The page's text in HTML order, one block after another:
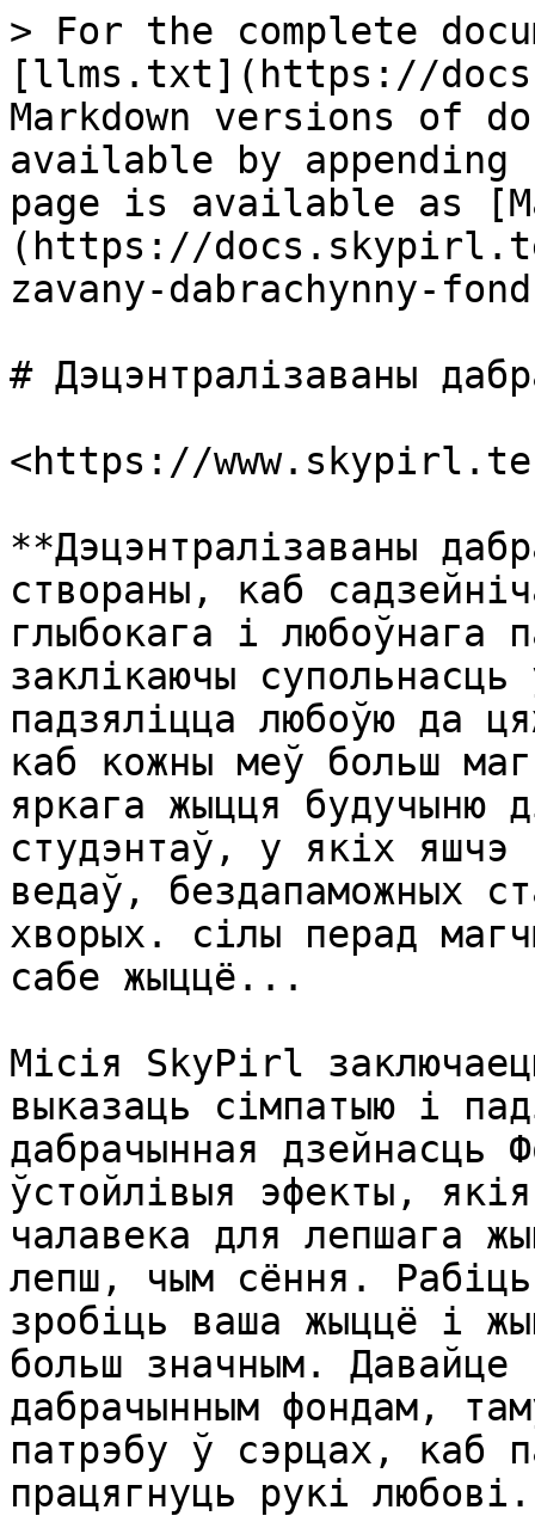
> For the complete
[llms.txt](https://
Markdown versions of
available by
page is available as
(https://
zavany-dabrachynny-
# Дэцэнтралізаваны
<https://
**Дэцэнтралізаваны
створаны, каб
глыбокага і любоўнага
заклікаючы
падзяліцца любоўю да
каб кожны меў больш
яркага жыцця будучыню
студэнтаў, у якіх яшчэ
ведаў, бездапаможных
хворых. сілы перад
сабе жыццё...
Місія SkyPirl
выказаць сімпатыю і
дабрачынная дзейнасць
ўстойлівыя эфекты,
чалавека для лепшага
лепш, чым сёння.
зробіць ваша жыццё і
больш значным. Давайце
дабрачынным фондам,
патрэбу ў сэрцах, каб
працягнуць рукі